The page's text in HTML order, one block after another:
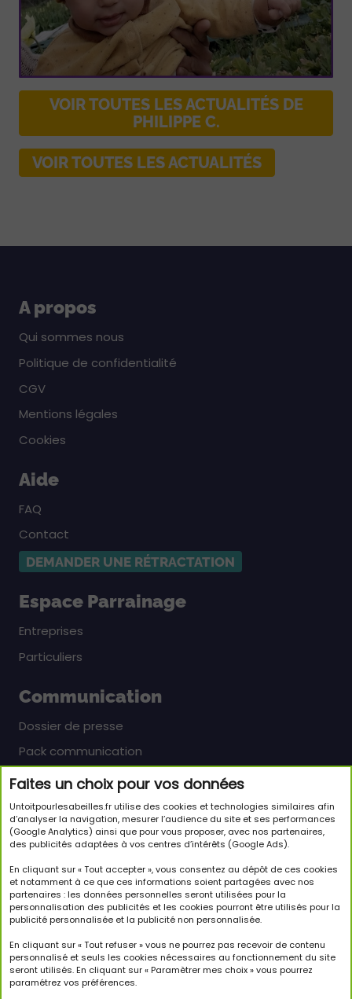
Faites un choix pour vos données
Untoitpourlesabeilles.fr utilise des cookies et technologies similaires afin
d’analyser la navigation, mesurer l’audience du site et ses performances
(Google Analytics) ainsi que pour vous proposer, avec nos partenaires,
des publicités adaptées à vos centres d’intérêts (Google Ads).
En cliquant sur « Tout accepter », vous consentez au dépôt de ces cookies
et notamment à ce que ces informations soient partagées avec nos
partenaires : les données personnelles seront utilisées pour la
personnalisation des publicités et les cookies pourront être utilisés pour la
publicité personnalisée et la publicité non personnalisée.
En cliquant sur « Tout refuser » vous ne pourrez pas recevoir de contenu
personnalisé et seuls les cookies nécessaires au fonctionnement du site
seront utilisés. En cliquant sur « Paramètrer mes choix » vous pourrez
paramétrez vos préférences.
VOIR TOUTES LES ACTUALITÉS DE
PHILIPPE C.
VOIR TOUTES LES ACTUALITÉS
A propos
Qui sommes nous
Politique de confidentialité
CGV
Mentions légales
Cookies
Aide
FAQ
Contact
DEMANDER UNE RÉTRACTATION
Espace Parrainage
Entreprises
Particuliers
Communication
Dossier de presse
Pack communication
Newsletter
Inscrivez-vous pour en savoir plus sur le monde
passionnant des abeilles et sur notre initiative.
JE M'INSCRIS À LA NEWSLETTER
Suivez-nous
Copyright © 2026 Un Toit Pour Les Abeilles. Tous droits